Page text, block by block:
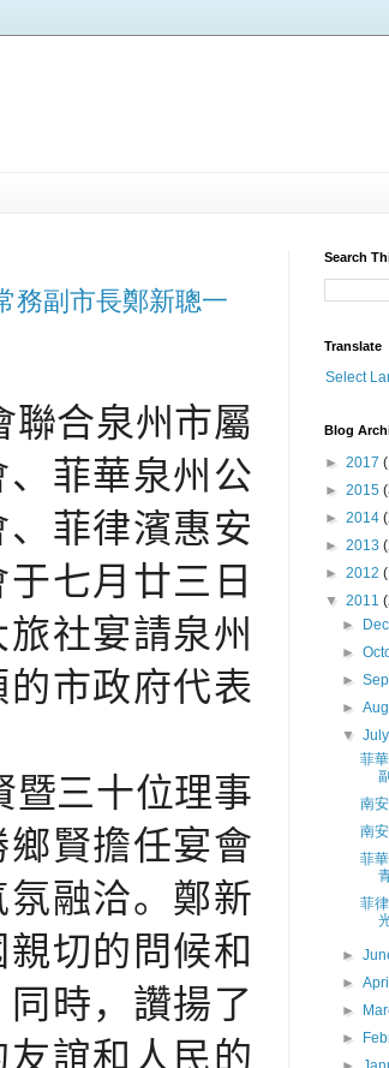
務副市長鄭新聰一
聯合泉州市屬
菲華泉州公
菲律濱惠安
七月廿三日
社宴請泉州
市政府代表
暨三十位理事
賢擔任宴會
融洽。鄭新
切的問候和
時，讚揚了
誼和人民的
Search
Translate
Select
Blog
► 2017
► 2015
► 2014
► 2013
► 2012
▼ 2011
►
►
►
►
▼
菲
南
南
菲
菲
►
►
►
►